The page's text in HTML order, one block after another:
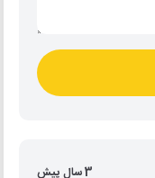
3 سال پیش